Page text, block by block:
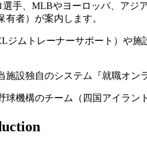
手、MLBやヨーロッパ、アジ
者）が案内します。
ジムトレーナーサポート）や
施設独自のシステム『就職オ
機構のチーム（四国アイラ